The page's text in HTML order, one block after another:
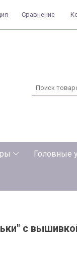
Сравнение
Головные
с